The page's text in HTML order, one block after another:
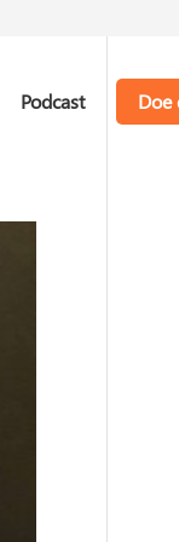
Podcast Doe